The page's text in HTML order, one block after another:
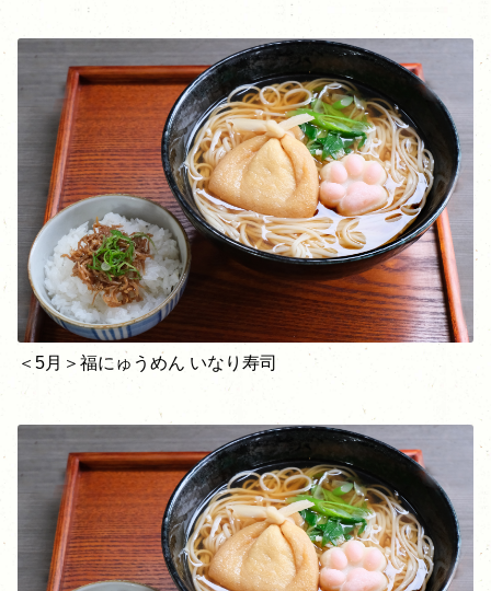
＜5月＞福にゅうめん いなり寿司